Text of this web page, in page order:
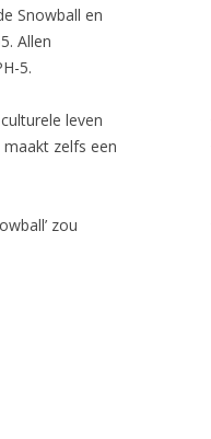
Snowball en
Allen
5.
leven
zelfs een
zou